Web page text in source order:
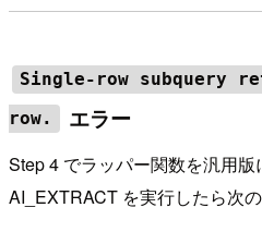
Single-row subquery
row.
エラー
Step 4 でラッパー関数を汎用版
AI_EXTRACT を実行したら次の